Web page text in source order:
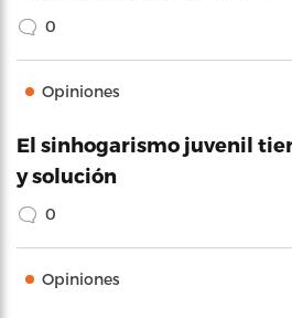
0
Opiniones
El sinhogarismo juvenil
y solución
0
Opiniones